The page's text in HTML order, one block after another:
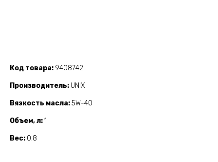
Код товара 9408742
Производитель UNIX
Вязкость масла 5W-40
Объем, л 1
Вес 0.8